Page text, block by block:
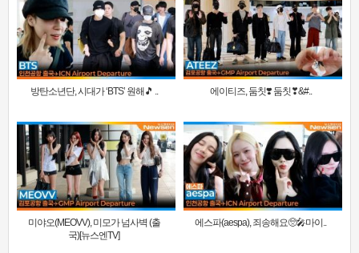
방탄소년단, 시대가 ‘BTS’ 원해🎵 .. 에이티즈, 둠칫❣️ 둠칫❣&#..
미야오(MEOVV), 미모가 넘사벽 (출
국)[뉴스엔TV]
에스파(aespa), 죄송해요🥺🎤마이..